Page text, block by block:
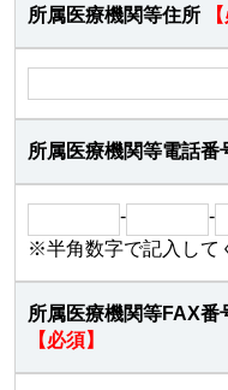
所属医療機関等住所
所属医療機関等電話番
-
-
※半角数字で記入して
所属医療機関等FAX番
【必須】